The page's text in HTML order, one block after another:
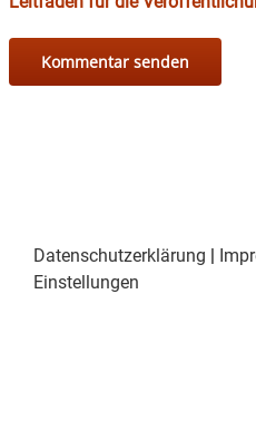
Datenschutzerklärung |
Einstellungen